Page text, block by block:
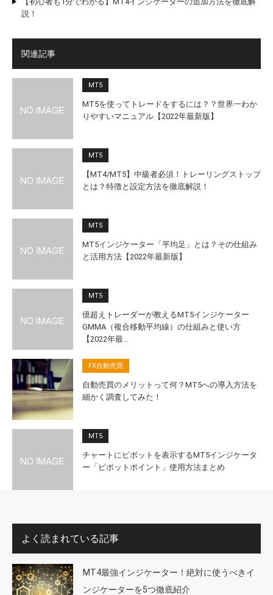
説！
関連記事
MT5
MT5を使ってトレードをするには？？世界一わか
りやすいマニュアル【2022年最新版】
MT5
【MT4/MT5】中級者必須！トレーリングストップ
とは？特徴と設定方法を徹底解説！
MT5
MT5インジケーター「平均足」とは？その仕組み
と活用方法【2022年最新版】
MT5
億超えトレーダーが教えるMT5インジケーター
GMMA（複合移動平均線）の仕組みと使い方
【2022年最…
FX自動売買
自動売買のメリットって何？MT5への導入方法を
細かく調査してみた！
MT5
チャートにピボットを表示するMT5インジケータ
ー「ピボットポイント」使用方法まとめ
よく読まれている記事
MT4最強インジケーター！絶対に使うべきイ
ンジケーターを5つ徹底紹介